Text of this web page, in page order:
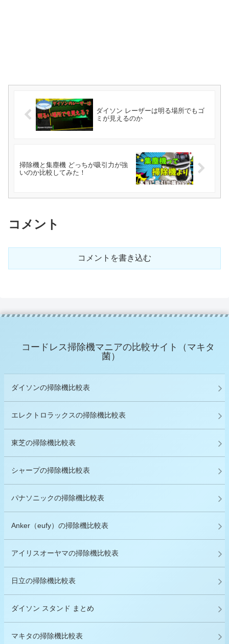
ダイソン レーザーは明る場所でもゴ
ミが見えるのか
掃除機と集塵機 どっちが吸引力が強
いのか比較してみた！
コメント
コメントを書き込む
コードレス掃除機マニアの比較サイト（マキタ
菌）
ダイソンの掃除機比較表
エレクトロラックスの掃除機比較表
東芝の掃除機比較表
シャープの掃除機比較表
パナソニックの掃除機比較表
Anker（eufy）の掃除機比較表
アイリスオーヤマの掃除機比較表
日立の掃除機比較表
ダイソン スタンド まとめ
マキタの掃除機比較表